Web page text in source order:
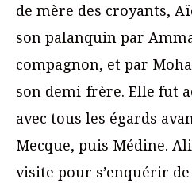
de mère des croyants,
son palanquin par
compagnon, et par
son demi-frère. Elle fut
avec tous les égards
Mecque, puis Médine.
visite pour s’enquérir